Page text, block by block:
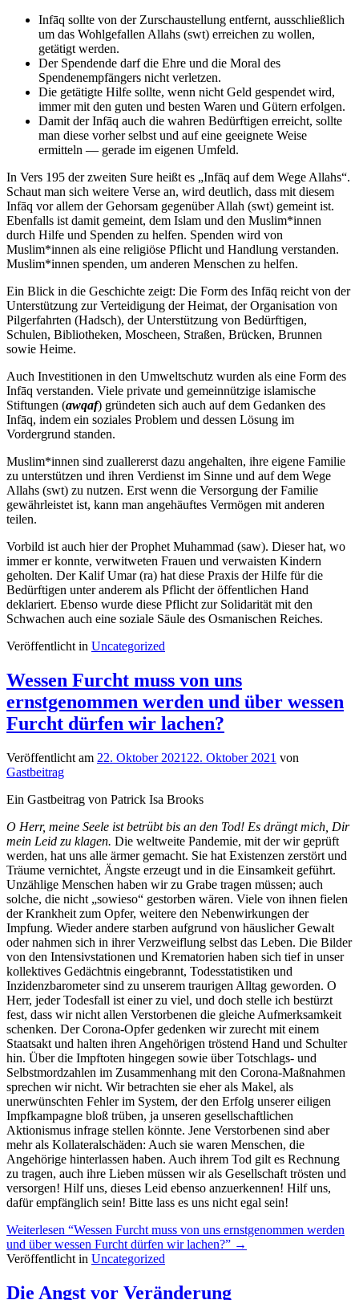
Infāq sollte von der Zurschaustellung entfernt, ausschließlich
um das Wohlgefallen Allahs (swt) erreichen zu wollen,
getätigt werden.
Der Spendende darf die Ehre und die Moral des
Spendenempfängers nicht verletzen.
Die getätigte Hilfe sollte, wenn nicht Geld gespendet wird,
immer mit den guten und besten Waren und Gütern erfolgen.
Damit der Infāq auch die wahren Bedürftigen erreicht, sollte
man diese vorher selbst und auf eine geeignete Weise
ermitteln — gerade im eigenen Umfeld.
In Vers 195 der zweiten Sure heißt es „Infāq auf dem Wege Allahs“.
Schaut man sich weitere Verse an, wird deutlich, dass mit diesem
Infāq vor allem der Gehorsam gegenüber Allah (swt) gemeint ist.
Ebenfalls ist damit gemeint, dem Islam und den Muslim*innen
durch Hilfe und Spenden zu helfen. Spenden wird von
Muslim*innen als eine religiöse Pflicht und Handlung verstanden.
Muslim*innen spenden, um anderen Menschen zu helfen.
Ein Blick in die Geschichte zeigt: Die Form des Infāq reicht von der
Unterstützung zur Verteidigung der Heimat, der Organisation von
Pilgerfahrten (Hadsch), der Unterstützung von Bedürftigen,
Schulen, Bibliotheken, Moscheen, Straßen, Brücken, Brunnen
sowie Heime.
Auch Investitionen in den Umweltschutz wurden als eine Form des
Infāq verstanden. Viele private und gemeinnützige islamische
Stiftungen (awqaf) gründeten sich auch auf dem Gedanken des
Infāq, indem ein soziales Problem und dessen Lösung im
Vordergrund standen.
Muslim*innen sind zuallererst dazu angehalten, ihre eigene Familie
zu unterstützen und ihren Verdienst im Sinne und auf dem Wege
Allahs (swt) zu nutzen. Erst wenn die Versorgung der Familie
gewährleistet ist, kann man angehäuftes Vermögen mit anderen
teilen.
Vorbild ist auch hier der Prophet Muhammad (saw). Dieser hat, wo
immer er konnte, verwitweten Frauen und verwaisten Kindern
geholten. Der Kalif Umar (ra) hat diese Praxis der Hilfe für die
Bedürftigen unter anderem als Pflicht der öffentlichen Hand
deklariert. Ebenso wurde diese Pflicht zur Solidarität mit den
Schwachen auch eine soziale Säule des Osmanischen Reiches.
Veröffentlicht in Uncategorized
Wessen Furcht muss von uns
ernstgenommen werden und über wessen
Furcht dürfen wir lachen?
Veröffentlicht am 22. Oktober 2021 22. Oktober 2021 von
Gastbeitrag
Ein Gastbeitrag von Patrick Isa Brooks
O Herr, meine Seele ist betrübt bis an den Tod! Es drängt mich, Dir
mein Leid zu klagen. Die weltweite Pandemie, mit der wir geprüft
werden, hat uns alle ärmer gemacht. Sie hat Existenzen zerstört und
Träume vernichtet, Ängste erzeugt und in die Einsamkeit geführt.
Unzählige Menschen haben wir zu Grabe tragen müssen; auch
solche, die nicht „sowieso“ gestorben wären. Viele von ihnen fielen
der Krankheit zum Opfer, weitere den Nebenwirkungen der
Impfung. Wieder andere starben aufgrund von häuslicher Gewalt
oder nahmen sich in ihrer Verzweiflung selbst das Leben. Die Bilder
von den Intensivstationen und Krematorien haben sich tief in unser
kollektives Gedächtnis eingebrannt, Todesstatistiken und
Inzidenzbarometer sind zu unserem traurigen Alltag geworden. O
Herr, jeder Todesfall ist einer zu viel, und doch stelle ich bestürzt
fest, dass wir nicht allen Verstorbenen die gleiche Aufmerksamkeit
schenken. Der Corona-Opfer gedenken wir zurecht mit einem
Staatsakt und halten ihren Angehörigen tröstend Hand und Schulter
hin. Über die Impftoten hingegen sowie über Totschlags- und
Selbstmordzahlen im Zusammenhang mit den Corona-Maßnahmen
sprechen wir nicht. Wir betrachten sie eher als Makel, als
unerwünschten Fehler im System, der den Erfolg unserer eiligen
Impfkampagne bloß trüben, ja unseren gesellschaftlichen
Aktionismus infrage stellen könnte. Jene Verstorbenen sind aber
mehr als Kollateralschäden: Auch sie waren Menschen, die
Angehörige hinterlassen haben. Auch ihrem Tod gilt es Rechnung
zu tragen, auch ihre Lieben müssen wir als Gesellschaft trösten und
versorgen! Hilf uns, dieses Leid ebenso anzuerkennen! Hilf uns,
dafür empfänglich sein! Bitte lass es uns nicht egal sein!
Weiterlesen “Wessen Furcht muss von uns ernstgenommen werden
und über wessen Furcht dürfen wir lachen?” →
Veröffentlicht in Uncategorized
Die Angst vor Veränderung